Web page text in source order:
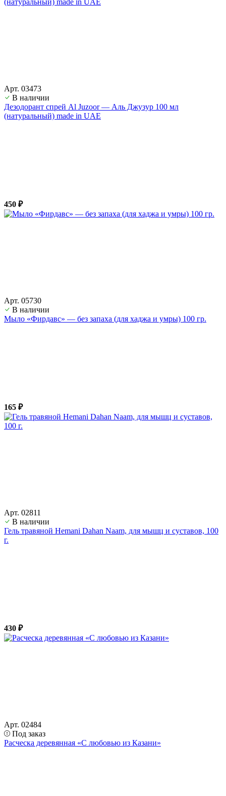
Арт. 03473
В наличии
Дезодорант спрей Al Juzoor — Аль Джузур 100 мл
(натуральный) made in UAE
450 ₽
Арт. 05730
В наличии
Мыло «Фирдавс» — без запаха (для хаджа и умры) 100 гр.
165 ₽
Арт. 02811
В наличии
Гель травяной Hemani Dahan Naam, для мышц и суставов, 100
г.
430 ₽
Арт. 02484
Под заказ
Расческа деревянная «С любовью из Казани»